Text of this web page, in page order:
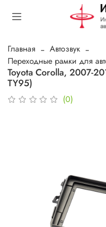
Главная
Автозвук
Переходные рамки для
Toyota Corolla, 2007-
TY95)
(0)